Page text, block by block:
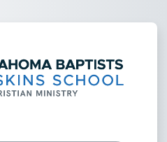
Entrar a